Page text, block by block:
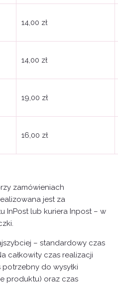
14,00 zł
14,00 zł
19,00 zł
16,00 zł
zamówieniach
jest za
InPost lub kuriera Inpost – w
– standardowy czas
całkowity czas realizacji
potrzebny do wysyłki
produktu) oraz czas